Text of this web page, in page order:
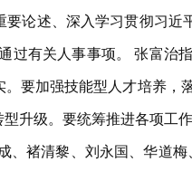
论述、深入学习贯彻习
有关人事事项。 张富治
要加强技能型人才培养，
升级。要统筹推进各项
、褚清黎、刘永国、华道